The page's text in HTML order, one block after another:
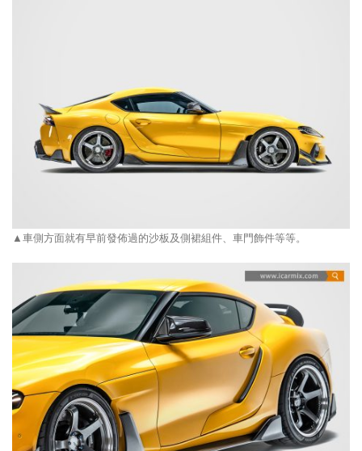
▲車側方面就有早前發佈過的沙板及側裙組件、車門飾件等等。